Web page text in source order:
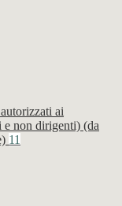
ai
non dirigenti) (da
11